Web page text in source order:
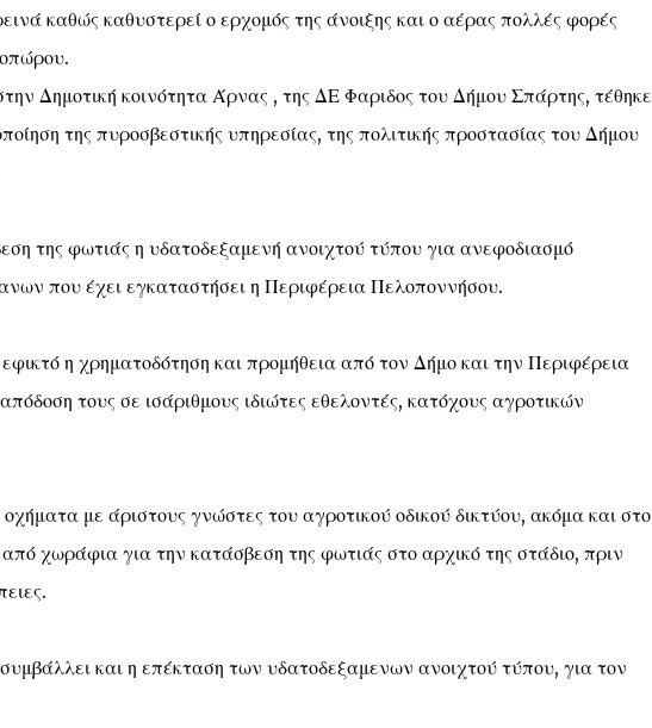
καθώς καθυστερεί ο ερχομός της άνοιξης και ο αέρας πολλές φορές
Δημοτική κοινότητα Άρνας , της ΔΕ Φαριδος του Δήμου Σπάρτης, τέθηκε
της πυροσβεστικής υπηρεσίας, της πολιτικής προστασίας του Δήμου
της φωτιάς η υδατοδεξαμενή ανοιχτού τύπου για ανεφοδιασμό
που έχει εγκαταστήσει η Περιφέρεια Πελοποννήσου.
η χρηματοδότηση και προμήθεια από τον Δήμο και την Περιφέρεια
τους σε ισάριθμους ιδιώτες εθελοντές, κατόχους αγροτικών
με άριστους γνώστες του αγροτικού οδικού δικτύου, ακόμα και στο
χωράφια για την κατάσβεση της φωτιάς στο αρχικό της στάδιο, πριν
και η επέκταση των υδατοδεξαμενων ανοιχτού τύπου, για τον